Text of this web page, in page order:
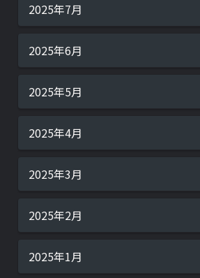
2025年7月
2025年6月
2025年5月
2025年4月
2025年3月
2025年2月
2025年1月